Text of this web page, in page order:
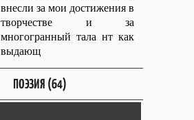
внесли за мои достижения в
творчестве и за
многогранный тала нт как
выдающ
ПОЭЗИЯ (64)